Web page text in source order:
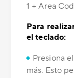
1 + Area
Para
el teclado:
Presiona
más. Esto